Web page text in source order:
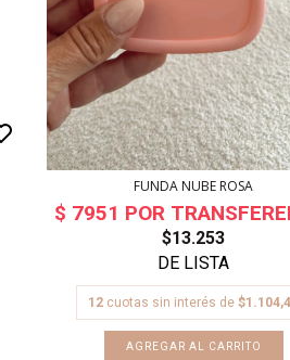
FUNDA NUBE ROSA
$13.253
12 cuotas sin interés de
AGREGAR AL CARRITO